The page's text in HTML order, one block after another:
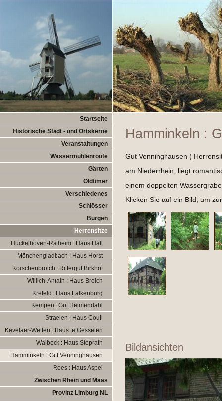
Startseite
Historische Stadt - und Ortskerne
Veranstaltungen
Wassermühlenroute
Gärten
Oldtimer
Verschiedenes
Schlösser
Burgen
Herrensitze
Hückelhoven-Ratheim : Haus Hall
Mönchengladbach : Haus Horst
Korschenbroich : Rittergut Birkhof
Willich-Anrath : Haus Broich
Krefeld : Haus Falkenburg
Kempen : Gut Heimendahl
Straelen : Haus Coull
Kevelaer-Wetten : Haus te Gesselen
Walbeck : Haus Steprath
Hamminkeln : Gut Venninghausen
Rees : Haus Aspel
Zwischen Rhein und Maas
Provinz Limburg NL
Hamminkeln :
Gut Venninghausen (
am Niederrhein, liegt
einem doppelten
Klicken Sie auf ein Bild, um
Bildansichten